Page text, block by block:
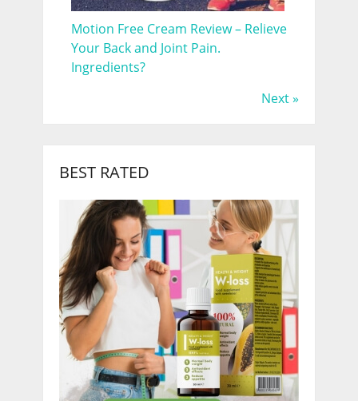
Motion Free Cream Review – Relieve
Your Back and Joint Pain.
Ingredients?
Next »
BEST RATED